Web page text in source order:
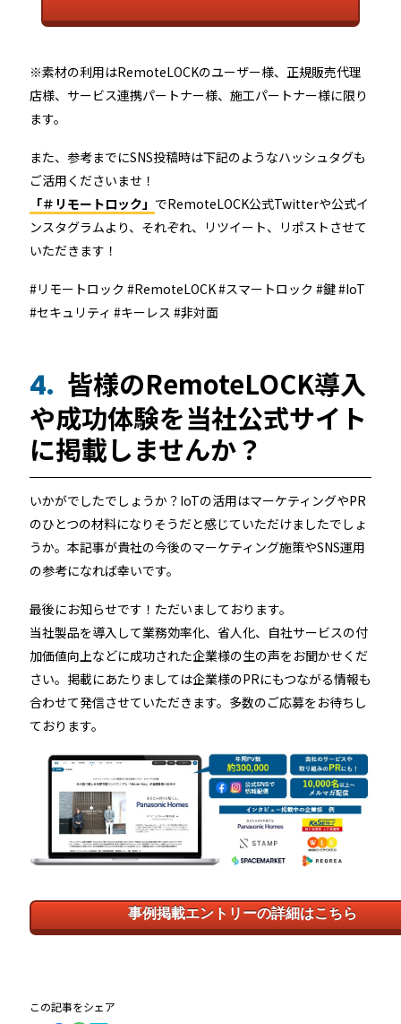
※素材の利用はRemoteLOCKのユーザー様、正規販売代理
店様、サービス連携パートナー様、施工パートナー様に限り
ます。
また、参考までにSNS投稿時は下記のようなハッシュタグも
ご活用くださいませ！
「＃リモートロック」 でRemoteLOCK公式Twitterや公式イ
ンスタグラムより、それぞれ、リツイート、リポストさせて
いただきます！
#リモートロック #RemoteLOCK #スマートロック #鍵 #IoT
#セキュリティ #キーレス #非対面
4. 皆様のRemoteLOCK導入
や成功体験を当社公式サイト
に掲載しませんか？
いかがでしたでしょうか？IoTの活用はマーケティングやPR
のひとつの材料になりそうだと感じていただけましたでしょ
うか。本記事が貴社の今後のマーケティング施策やSNS運用
の参考になれば幸いです。
最後にお知らせです！ただいましております。
当社製品を導入して業務効率化、省人化、自社サービスの付
加価値向上などに成功された企業様の生の声をお聞かせくだ
さい。掲載にあたりましては企業様のPRにもつながる情報も
合わせて発信させていただきます。多数のご応募をお待ちし
ております。
事例掲載エントリーの詳細はこちら
この記事をシェア